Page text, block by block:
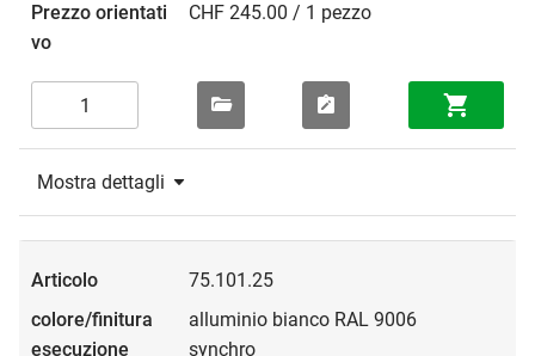
CHF 245.00 / 1 pezzo
Mostra dettagli
75.101.25
alluminio bianco RAL 9006
synchro